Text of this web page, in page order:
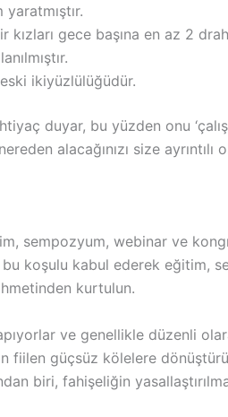
gece başına en az 2
ikiyüzlülüğüdür.
duyar, bu yüzden onu
alacağınızı size
sempozyum, webinar ve
koşulu kabul ederek eğitim,
kurtulun.
ve genellikle düzenli
fiilen güçsüz kölelere
biri, fahişeliğin